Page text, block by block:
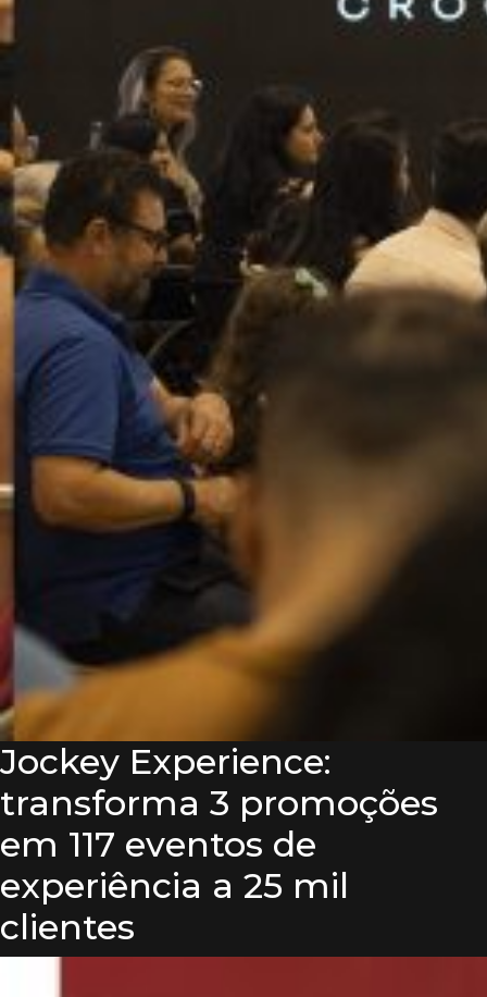
Jockey Experience:
transforma 3 promoções
em 117 eventos de
experiência a 25 mil
clientes